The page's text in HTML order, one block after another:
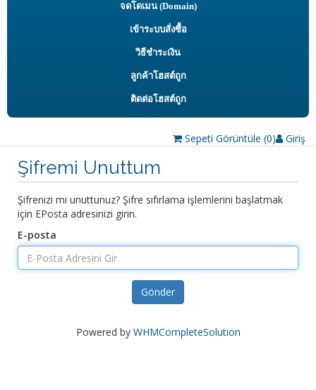
จดโดเมน (Domain)
เข้าระบบสั่งซื้อ
วิธีชำระเงิน
ลูกค้าโฮสต์ถูก
ติดต่อโฮสต์ถูก
Sepeti Görüntüle (0) Giriş
Şifremi Unuttum
Şifrenizi mi unuttunuz? Şifre sıfırlama işlemlerini başlatmak
için EPosta adresinizi girin.
E-posta
Gönder
Powered by WHMCompleteSolution